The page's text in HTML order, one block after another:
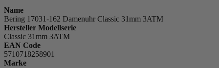
Name
Bering 17031-162 Damenuhr Classic 31mm 3ATM
Hersteller Modellserie
Classic 31mm 3ATM
EAN Code
5710718258901
Marke